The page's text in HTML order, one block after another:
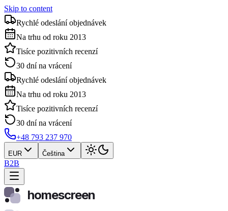
Skip to content
Rychlé odeslání objednávek
Na trhu od roku 2013
Tisíce pozitivních recenzí
30 dní na vrácení
Rychlé odeslání objednávek
Na trhu od roku 2013
Tisíce pozitivních recenzí
30 dní na vrácení
+48 793 237 970
EUR Čeština
B2B
homescreen